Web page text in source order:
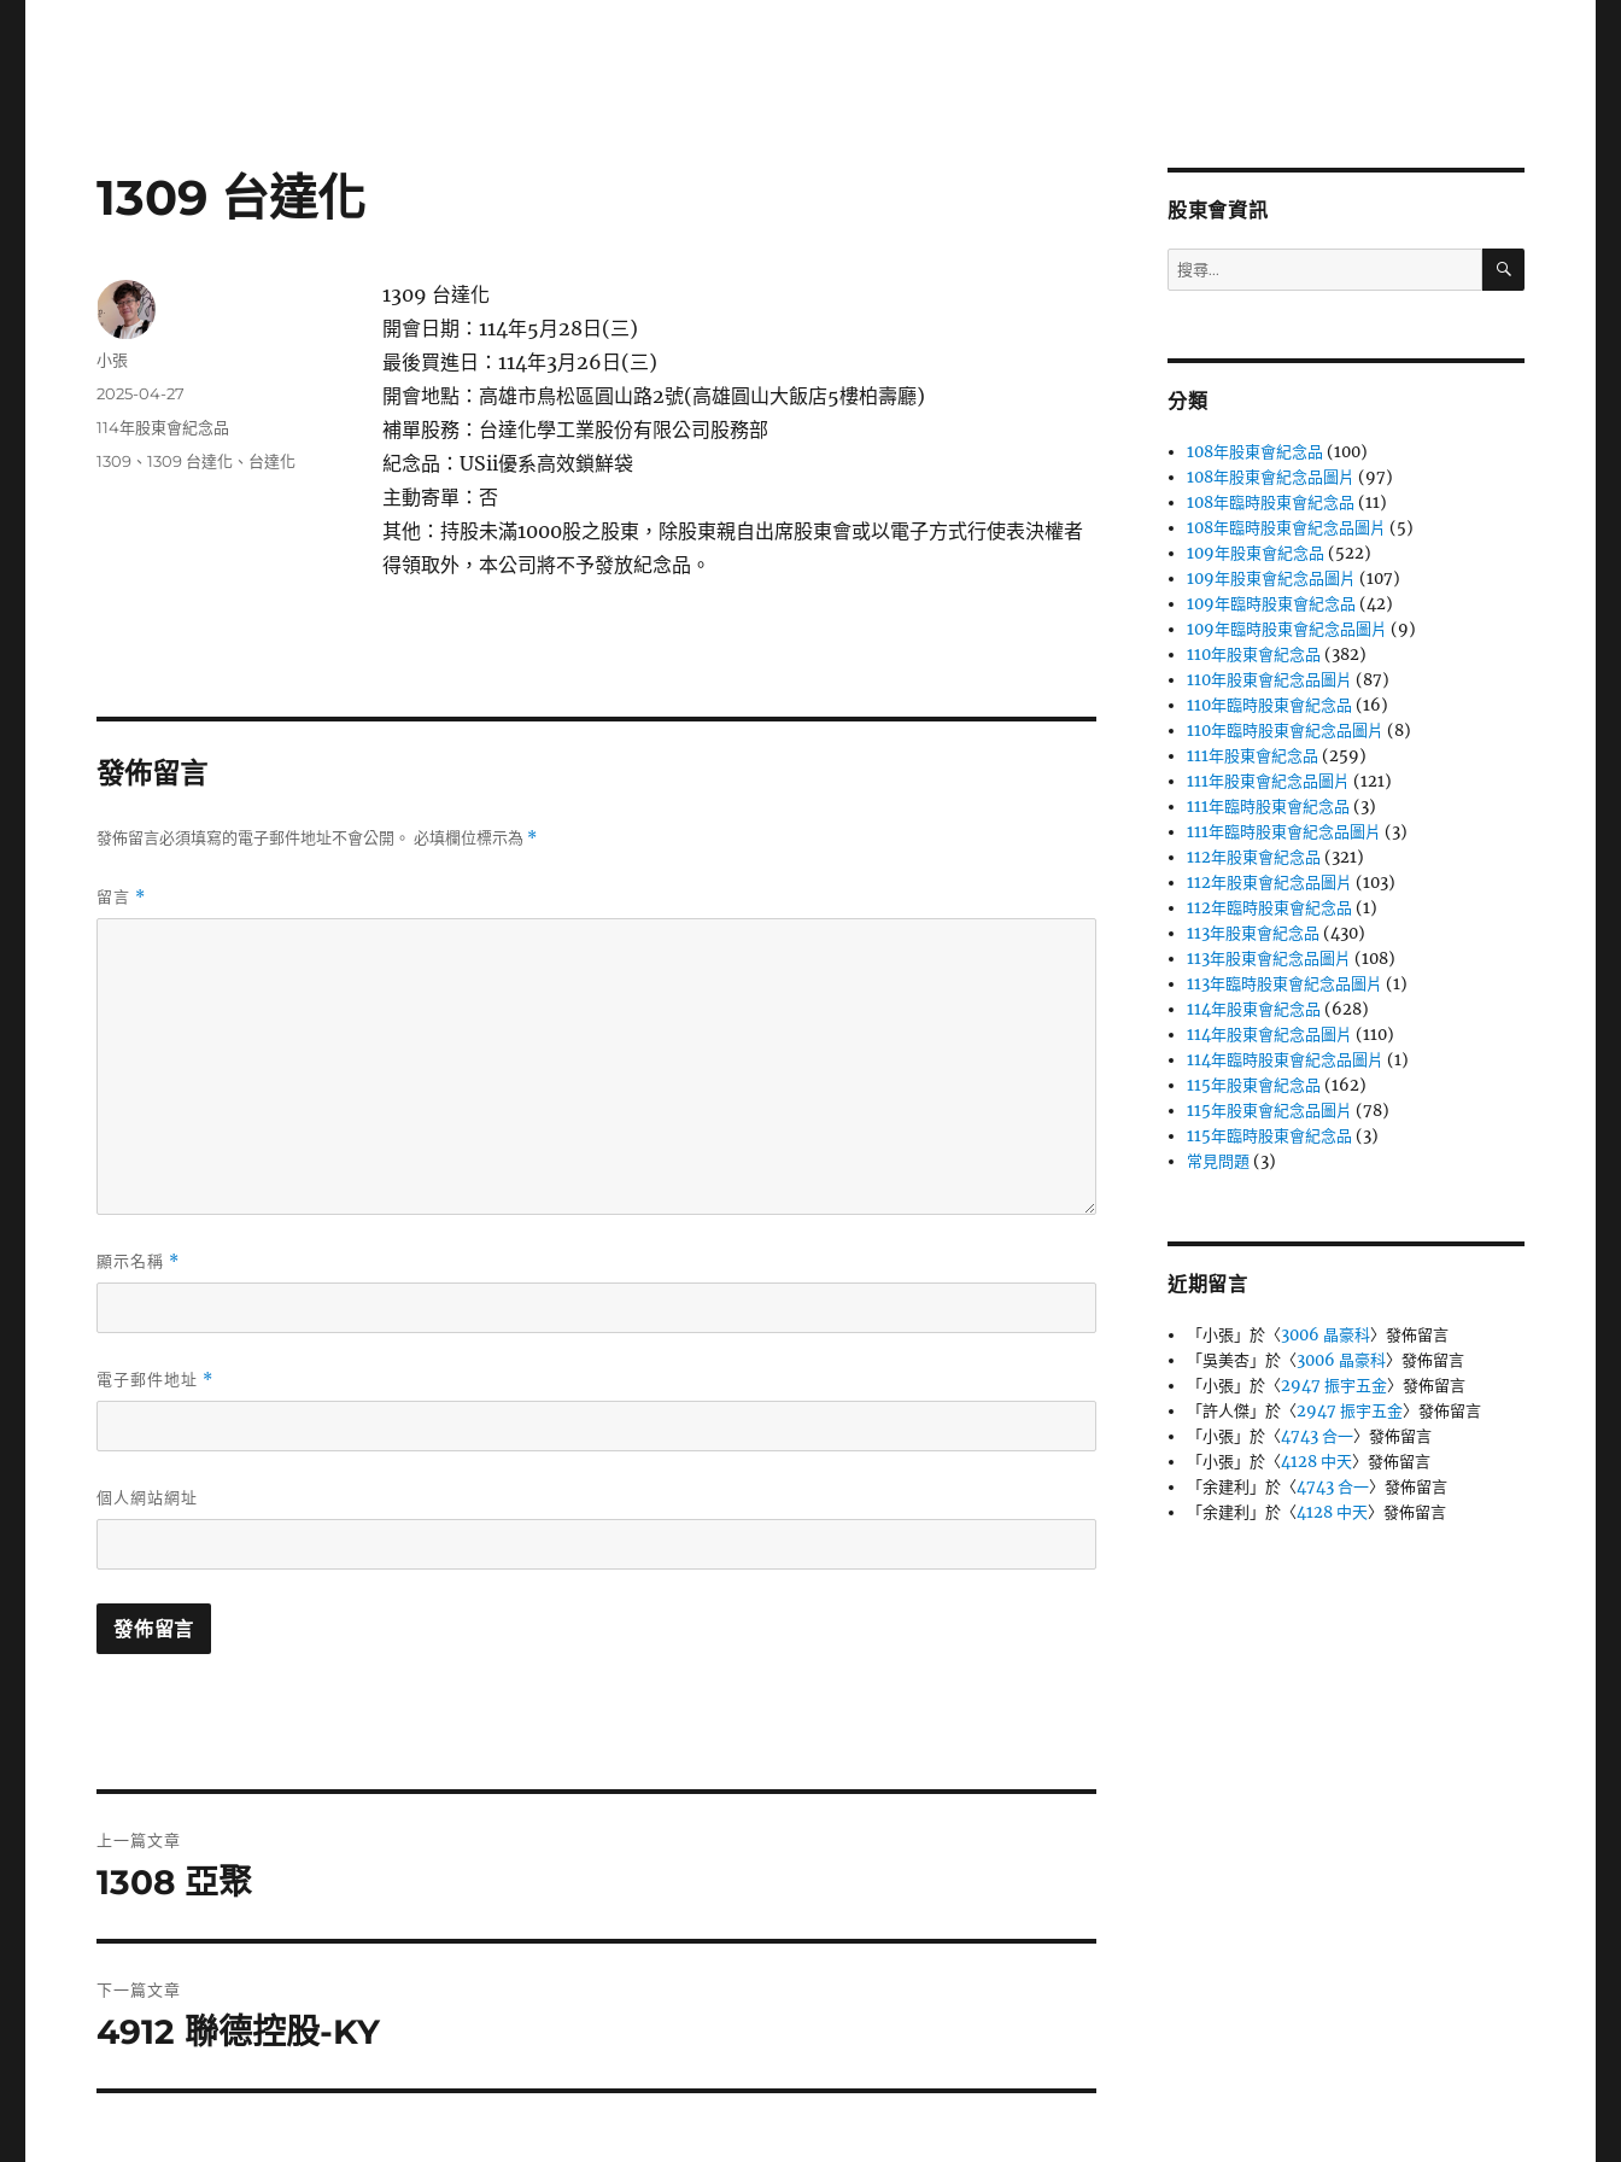
1309 台達化
1309 台達化
開會日期：114年5月28日(三)
最後買進日：114年3月26日(三)
開會地點：高雄市鳥松區圓山路2號(高雄圓山大飯店5樓柏壽廳)
補單股務：台達化學工業股份有限公司股務部
紀念品：USii優系高效鎖鮮袋
主動寄單：否
其他：持股未滿1000股之股東，除股東親自出席股東會或以電子方式行使表決權者
得領取外，本公司將不予發放紀念品。
作
小張
發
期:
2025-04-27
分
114年股東會紀念品
標
1309 、1309 台達化 、 台達化
發佈留言
發佈留言必須填寫的電子郵件地址不會公開。 必填欄位標示為 *
留言 *
顯示名稱 *
電子郵件地址 *
個人網站網址
章
上一篇文章
上
篇
文
1308 亞聚
下一篇文章
下
篇
4912 聯德控股-KY
股東會資訊
搜
尋
字:
搜
分類
108年股東會紀念品 (100)
108年股東會紀念品圖片 (97)
108年臨時股東會紀念品 (11)
108年臨時股東會紀念品圖片 (5)
109年股東會紀念品 (522)
109年股東會紀念品圖片 (107)
109年臨時股東會紀念品 (42)
109年臨時股東會紀念品圖片 (9)
110年股東會紀念品 (382)
110年股東會紀念品圖片 (87)
110年臨時股東會紀念品 (16)
110年臨時股東會紀念品圖片 (8)
111年股東會紀念品 (259)
111年股東會紀念品圖片 (121)
111年臨時股東會紀念品 (3)
111年臨時股東會紀念品圖片 (3)
112年股東會紀念品 (321)
112年股東會紀念品圖片 (103)
112年臨時股東會紀念品 (1)
113年股東會紀念品 (430)
113年股東會紀念品圖片 (108)
113年臨時股東會紀念品圖片 (1)
114年股東會紀念品 (628)
114年股東會紀念品圖片 (110)
114年臨時股東會紀念品圖片 (1)
115年股東會紀念品 (162)
115年股東會紀念品圖片 (78)
115年臨時股東會紀念品 (3)
常見問題 (3)
近期留言
「小張」於〈3006 晶豪科〉發佈留言
「吳美杏」於〈3006 晶豪科〉發佈留言
「小張」於〈2947 振宇五金〉發佈留言
「許人傑」於〈2947 振宇五金〉發佈留言
「小張」於〈4743 合一〉發佈留言
「小張」於〈4128 中天〉發佈留言
「余建利 」於〈4743 合一〉發佈留言
「余建利 」於〈4128 中天〉發佈留言